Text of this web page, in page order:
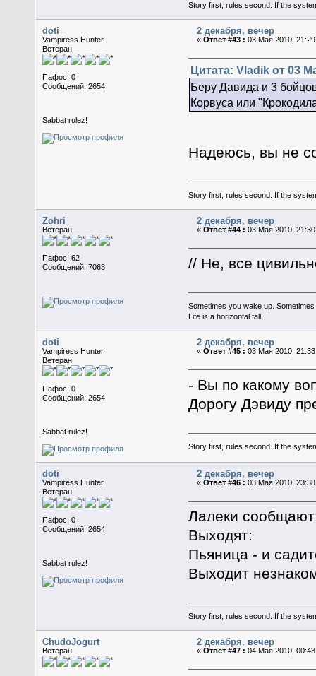
Story first, rules second. If the
doti
Vampiress Hunter
Ветеран
Пафос: 0
Сообщений: 2654
Sabbat rulez!
2 декабря, вечер
«Ответ #43 : 03 Мая 2010,
Цитата: Vladik от 03
Беру Давида и 3
Корвуса или
Надеюсь, вы не
Story first, rules second. If the
Zohri
Ветеран
Пафос: 62
Сообщений: 7063
2 декабря, вечер
«Ответ #44 : 03 Мая 2010,
// Не, все
Sometimes you wake up.
Life is a horizontal fall.
doti
Vampiress Hunter
Ветеран
Пафос: 0
Сообщений: 2654
Sabbat rulez!
2 декабря, вечер
«Ответ #45 : 03 Мая 2010,
- Вы по какому
Дорогу Дэвиду
Story first, rules second. If the
doti
Vampiress Hunter
Ветеран
Пафос: 0
Сообщений: 2654
Sabbat rulez!
2 декабря, вечер
«Ответ #46 : 03 Мая 2010,
Лалеки
Выходят:
Пьяница - и
Выходит
Story first, rules second. If the
ChudoJogurt
Ветеран
2 декабря, вечер
«Ответ #47 : 04 Мая 2010,